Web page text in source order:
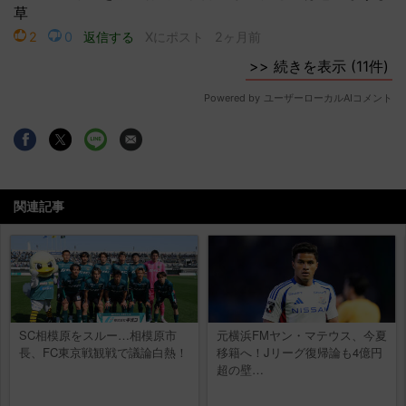
関連記事
SC相模原をスルー…相模原市
長、FC東京戦観戦で議論白熱！
元横浜FMヤン・マテウス、今夏
移籍へ！Jリーグ復帰論も4億円
超の壁…